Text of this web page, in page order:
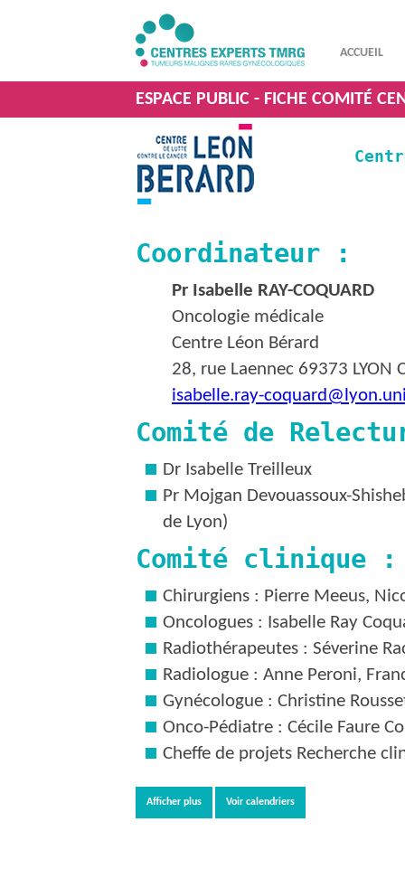
ACCUEIL
ESPACE PUBLIC - FICHE COMITÉ
Coordinateur :
Pr Isabelle RAY-COQUARD
Oncologie médicale
Centre Léon Bérard
28, rue Laennec 69373 LYON
isabelle.ray-
Comité de
Dr Isabelle Treilleux
Pr Mojgan Devouassoux-
de Lyon)
Comité clinique :
Chirurgiens : Pierre Meeus,
Oncologues : Isabelle Ray
Radiothérapeutes : Séverine
Radiologue : Anne Peroni,
Gynécologue : Christine
Onco-Pédiatre : Cécile Faure
Cheffe de projets Recherche